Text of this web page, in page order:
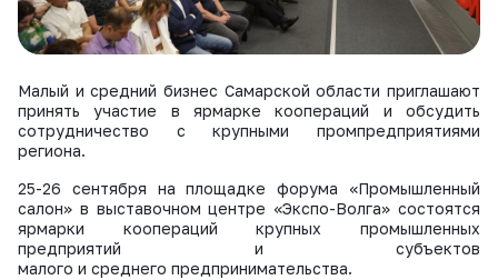
Малый и средний бизнес Самарской области приглашают
принять участие в ярмарке коопераций и обсудить
сотрудничество с крупными промпредприятиями
региона.
25-26 сентября на площадке форума «Промышленный
салон» в выставочном центре «Экспо-Волга» состоятся
ярмарки коопераций крупных промышленных
предприятий и субъектов
малого и среднего предпринимательства.